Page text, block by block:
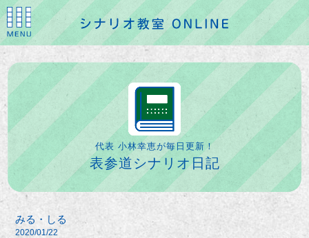
代表 小林幸恵が毎日更新！
表参道シナリオ日記
みる・しる
2020/01/22